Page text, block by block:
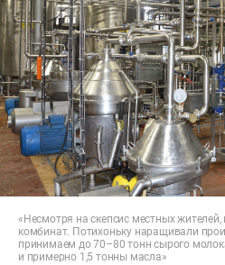
«Несмотря на скепсис местных жителей,
комбинат. Потихоньку наращивали
принимаем до 70–80 тонн сырого
и примерно 1,5 тонны масла»